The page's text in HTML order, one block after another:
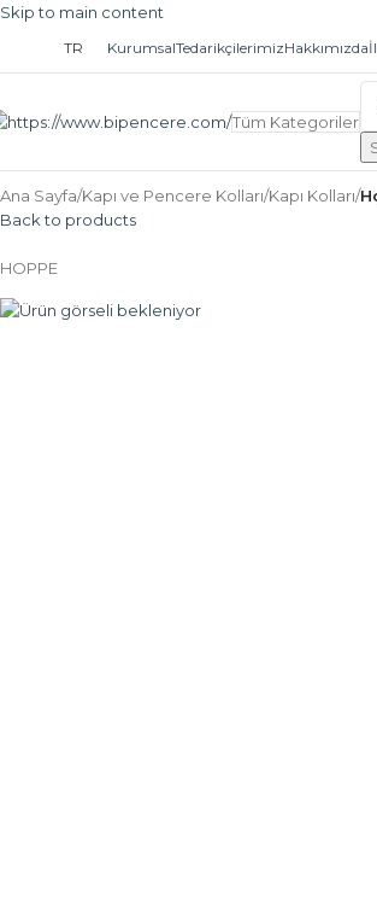
Skip to main content
TR KurumsalTedarikçilerimizHakkımızda
Tüm Kategoriler
Ana Sayfa/Kapı ve Pencere Kolları/Kapı Kolları/
Back to products
HOPPE